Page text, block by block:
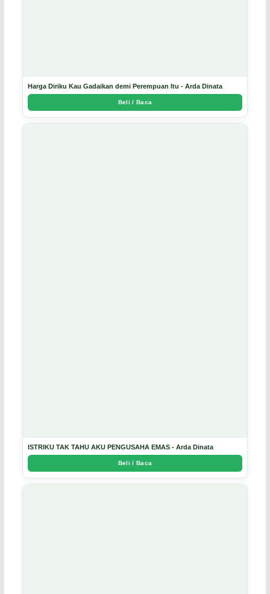
Harga Diriku Kau Gadaikan demi Perempuan Itu - Arda Dinata
Beli / Baca
ISTRIKU TAK TAHU AKU PENGUSAHA EMAS - Arda Dinata
Beli / Baca